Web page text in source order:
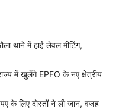
थाने में हाई लेवल मीटिंग,
में खुलेंगे EPFO के नए क्षेत्रीय
के लिए दोस्तों ने ली जान, वजह